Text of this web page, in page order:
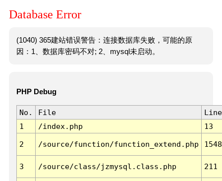
Database Error
(1040) 365建站错误警告：连接数据库失败，可能的原
因：1、数据库密码不对; 2、mysql未启动。
PHP Debug
No. File
Line
1
/index.php 13
2 /source/function/function_extend.php 1548
3 /source/class/jzmysql.class.php 211